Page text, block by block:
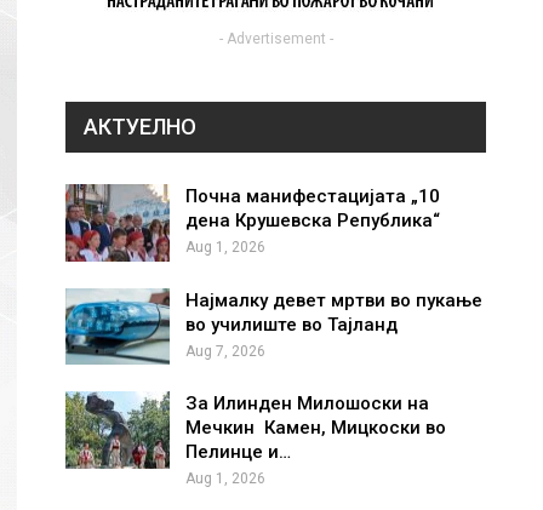
- Advertisement -
АКТУЕЛНО
Почна манифестацијата „10
дена Крушевска Република“
Aug 1, 2026
Најмалку девет мртви во пукање
во училиште во Тајланд
Aug 7, 2026
За Илинден Милошоски на
Мечкин Камен, Мицкоски во
Пелинце и…
Aug 1, 2026